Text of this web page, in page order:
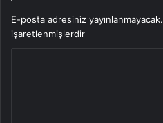
E-posta adresiniz yayınlanmayacak.
işaretlenmişlerdir